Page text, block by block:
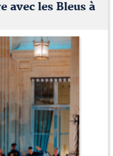
avec les Bleus à